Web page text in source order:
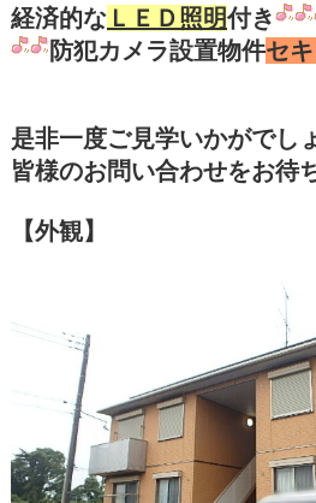
経済的なＬＥＤ照明付き
防犯カメラ設置物件セ
是非一度ご見学いかがでし
皆様のお問い合わせをお待
【外観】